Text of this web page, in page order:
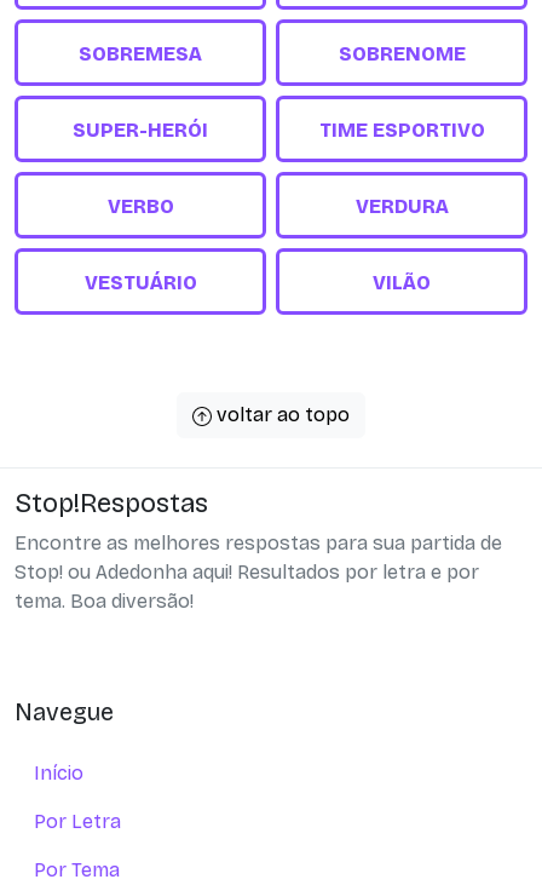
SOBREMESA SOBRENOME
SUPER-HERÓI TIME ESPORTIVO
VERBO VERDURA
VESTUÁRIO VILÃO
voltar ao topo
Stop!Respostas
Encontre as melhores respostas para sua partida de
Stop! ou Adedonha aqui! Resultados por letra e por
tema. Boa diversão!
Navegue
Início
Por Letra
Por Tema